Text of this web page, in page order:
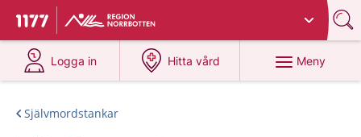
Till startsidan för 1177
Du har valt region
Logga in
på 1177.se
Hitta vård
på 1177.se
Meny
Självmordstankar